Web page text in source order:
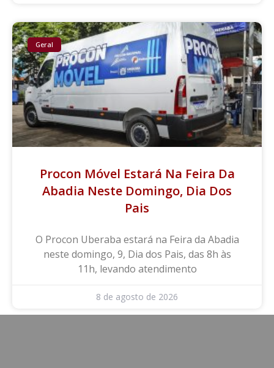
Geral
Procon Móvel Estará Na Feira Da
Abadia Neste Domingo, Dia Dos
Pais
O Procon Uberaba estará na Feira da Abadia
neste domingo, 9, Dia dos Pais, das 8h às
11h, levando atendimento
8 de agosto de 2026